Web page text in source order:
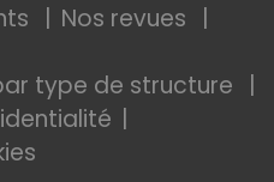
Nos revues
type de structure